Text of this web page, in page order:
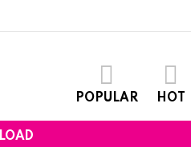
POPULAR HOT